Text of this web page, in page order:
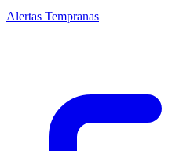
Alertas Tempranas